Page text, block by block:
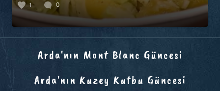
1 0
Arda'nın Mont Blanc Güncesi
Arda'nın Kuzey Kutbu Güncesi